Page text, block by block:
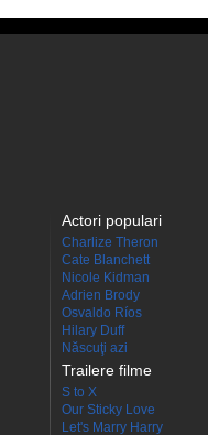
Actori populari
Charlize Theron
Cate Blanchett
Nicole Kidman
Adrien Brody
Osvaldo Ríos
Hilary Duff
Născuţi azi
Trailere filme
S to X
Our Sticky Love
Let's Marry Harry